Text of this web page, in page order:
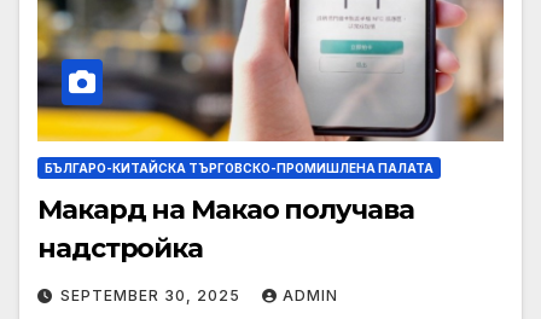
БЪЛГАРО-КИТАЙСКА ТЪРГОВСКО-ПРОМИШЛЕНА ПАЛАТА
Макард на Макао получава
надстройка
SEPTEMBER 30, 2025 ADMIN